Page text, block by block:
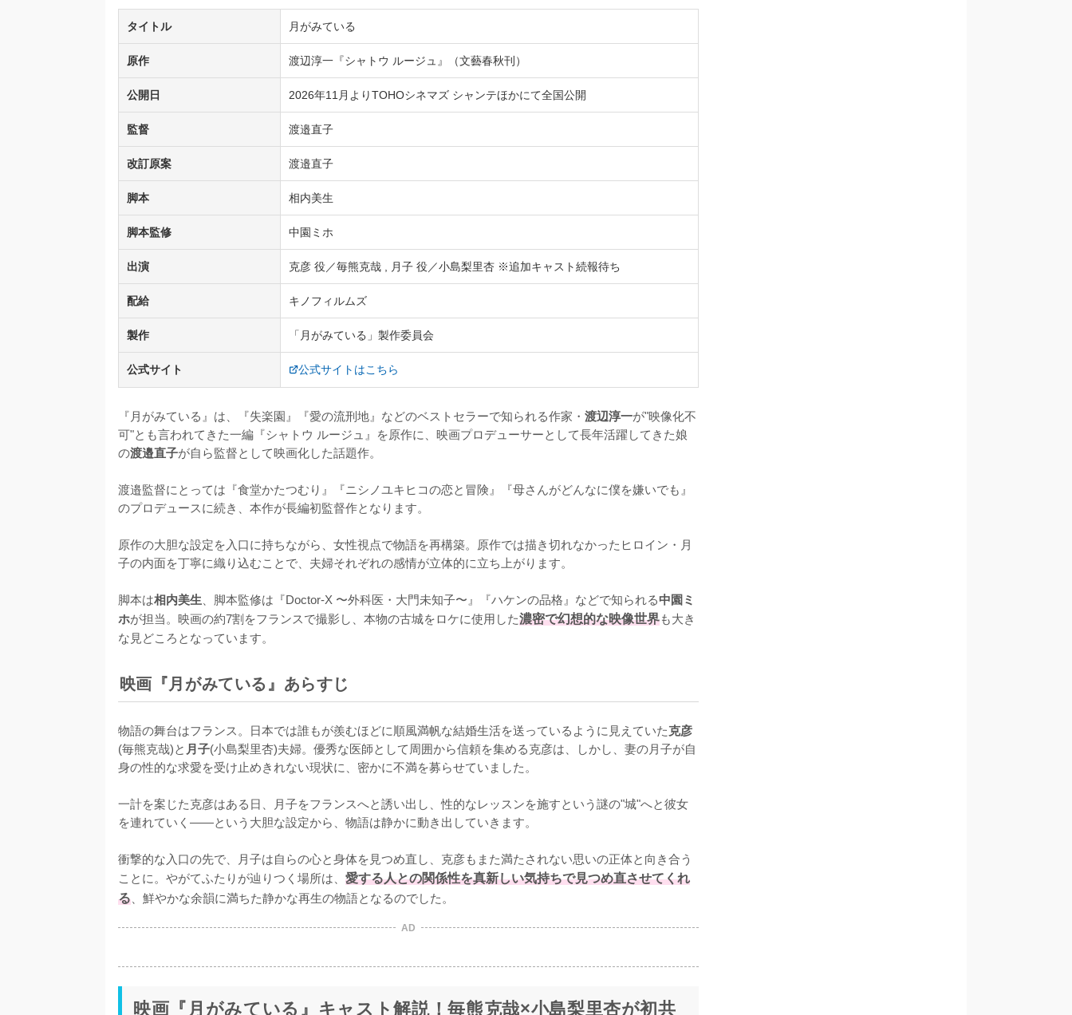
タイトル 月がみている
原作 渡辺淳一『シャトウ ルージュ』（文藝春秋刊）
公開日 2026年11月よりTOHOシネマズ シャンテほかにて全国公開
監督 渡邉直子
改訂原案 渡邉直子
脚本 相内美生
脚本監修 中園ミホ
出演 克彦 役／毎熊克哉 , 月子 役／小島梨里杏 ※追加キャスト続報待ち
配給 キノフィルムズ
製作 「月がみている」製作委員会
公式サイト 公式サイトはこちら
『月がみている』は、『失楽園』『愛の流刑地』などのベストセラーで知られる作家・ 渡辺淳一が"映像化不
可"とも言われてきた一編『シャトウ ルージュ』を原作に、映画プロデューサーとして長年活躍してきた娘
の渡邉直子が自ら監督として映画化した話題作。
渡邉監督にとっては『食堂かたつむり』『ニシノユキヒコの恋と冒険』『母さんがどんなに僕を嫌いでも』
のプロデュースに続き、本作が長編初監督作となります。
原作の大胆な設定を入口に持ちながら、女性視点で物語を再構築。原作では描き切れなかったヒロイン・月
子の内面を丁寧に織り込むことで、夫婦それぞれの感情が立体的に立ち上がります。
脚本は相内美生 、脚本監修は『Doctor-X 〜外科医・大門未知子〜』『ハケンの品格』などで知られる中園ミ
ホが担当。映画の約7割をフランスで撮影し、本物の古城をロケに使用した濃密で幻想的な映像世界も大き
な見どころとなっています。
映画『月がみている』あらすじ
物語の舞台はフランス。日本では誰もが羨むほどに順風満帆な結婚生活を送っているように見えていた克彦
(毎熊克哉)と 月子(小島梨里杏)夫婦。優秀な医師として周囲から信頼を集める克彦は、しかし、妻の月子が自
身の性的な求愛を受け止めきれない現状に、密かに不満を募らせていました。
一計を案じた克彦はある日、月子をフランスへと誘い出し、性的なレッスンを施すという謎の"城"へと彼女
を連れていく——という大胆な設定から、物語は静かに動き出していきます。
衝撃的な入口の先で、月子は自らの心と身体を見つめ直し、克彦もまた満たされない思いの正体と向き合う
ことに。やがてふたりが辿りつく場所は、 愛する人との関係性を真新しい気持ちで見つめ直させてくれ
る 、鮮やかな余韻に満ちた静かな再生の物語となるのでした。
AD
映画『月がみている』キャスト解説！毎熊克哉×小島梨里杏が初共